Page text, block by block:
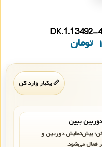
تومان
📏 یکبار وارد کن
ببین
پیش‌نمایش دوربین و
فعال می‌شود.